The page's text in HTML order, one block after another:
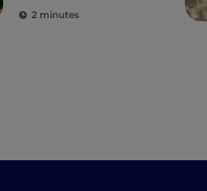
2 minutes